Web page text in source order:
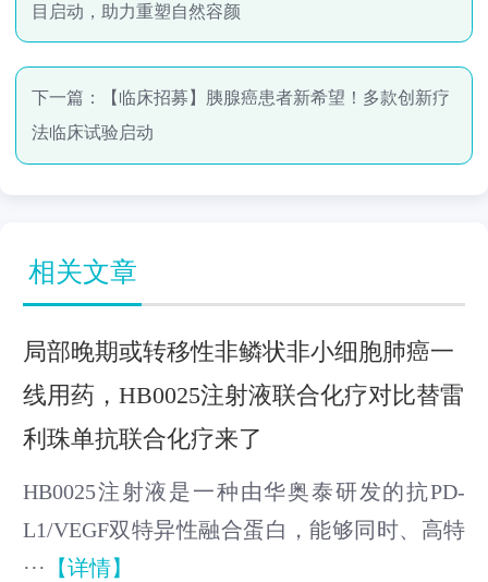
目启动，助力重塑自然容颜
下一篇：
【临床招募】胰腺癌患者新希望！多款创新疗
法临床试验启动
相关文章
局部晚期或转移性非鳞状非小细胞肺癌一
线用药，HB0025注射液联合化疗对比替雷
利珠单抗联合化疗来了
HB0025注射液是一种由华奥泰研发的抗PD-
L1/VEGF双特异性融合蛋白，能够同时、高特
··· 【详情】